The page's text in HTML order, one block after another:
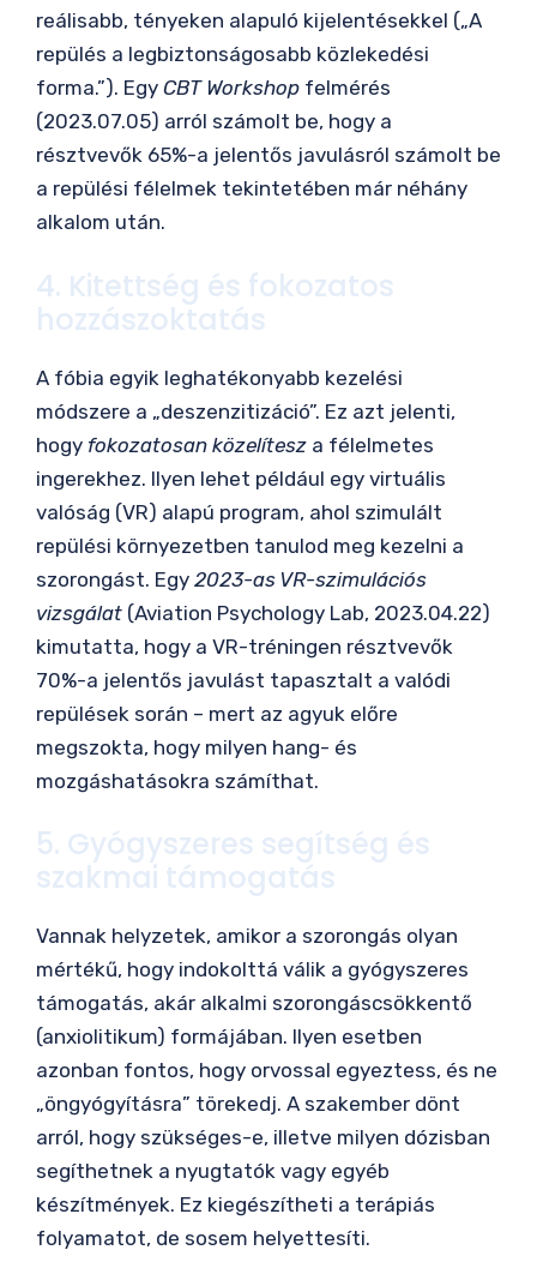
reálisabb, tényeken alapuló kijelentésekkel („A
repülés a legbiztonságosabb közlekedési
forma.”). Egy CBT Workshop felmérés
(2023.07.05) arról számolt be, hogy a
résztvevők 65%-a jelentős javulásról számolt be
a repülési félelmek tekintetében már néhány
alkalom után.
4. Kitettség és fokozatos
hozzászoktatás
A fóbia egyik leghatékonyabb kezelési
módszere a „deszenzitizáció”. Ez azt jelenti,
hogy fokozatosan közelítesz a félelmetes
ingerekhez. Ilyen lehet például egy virtuális
valóság (VR) alapú program, ahol szimulált
repülési környezetben tanulod meg kezelni a
szorongást. Egy 2023-as VR-szimulációs
vizsgálat (Aviation Psychology Lab, 2023.04.22)
kimutatta, hogy a VR-tréningen résztvevők
70%-a jelentős javulást tapasztalt a valódi
repülések során – mert az agyuk előre
megszokta, hogy milyen hang- és
mozgáshatásokra számíthat.
5. Gyógyszeres segítség és
szakmai támogatás
Vannak helyzetek, amikor a szorongás olyan
mértékű, hogy indokolttá válik a gyógyszeres
támogatás, akár alkalmi szorongáscsökkentő
(anxiolitikum) formájában. Ilyen esetben
azonban fontos, hogy orvossal egyeztess, és ne
„öngyógyításra” törekedj. A szakember dönt
arról, hogy szükséges-e, illetve milyen dózisban
segíthetnek a nyugtatók vagy egyéb
készítmények. Ez kiegészítheti a terápiás
folyamatot, de sosem helyettesíti.